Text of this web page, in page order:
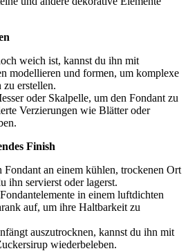
weich ist, kannst du ihn mit
modellieren und formen, um komplexe
erstellen.
oder Skalpelle, um den Fondant zu
Verzierungen wie Blätter oder
Finish
Fondant an einem kühlen, trockenen Ort
ihn servierst oder lagerst.
in einem luftdichten
auf, um ihre Haltbarkeit zu
auszutrocknen, kannst du ihn mit
wiederbeleben.